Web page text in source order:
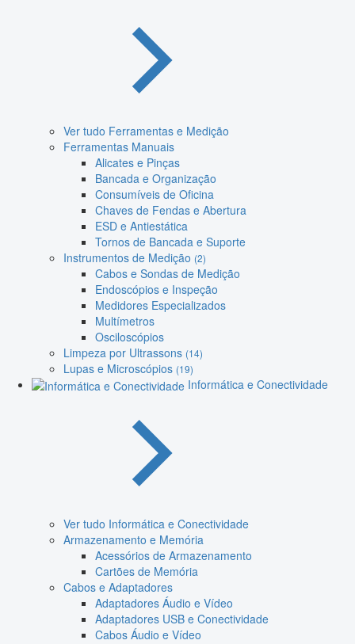
Ver tudo Ferramentas e Medição
Ferramentas Manuais
Alicates e Pinças
Bancada e Organização
Consumíveis de Oficina
Chaves de Fendas e Abertura
ESD e Antiestática
Tornos de Bancada e Suporte
Instrumentos de Medição (2)
Cabos e Sondas de Medição
Endoscópios e Inspeção
Medidores Especializados
Multímetros
Osciloscópios
Limpeza por Ultrassons (14)
Lupas e Microscópios (19)
Informática e Conectividade
Ver tudo Informática e Conectividade
Armazenamento e Memória
Acessórios de Armazenamento
Cartões de Memória
Cabos e Adaptadores
Adaptadores Áudio e Vídeo
Adaptadores USB e Conectividade
Cabos Áudio e Vídeo